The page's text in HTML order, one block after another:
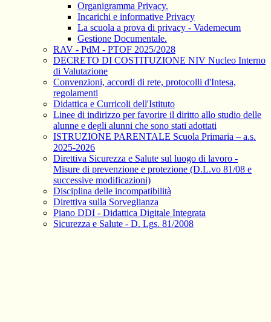
Organigramma Privacy.
Incarichi e informative Privacy
La scuola a prova di privacy - Vademecum
Gestione Documentale.
RAV - PdM - PTOF 2025/2028
DECRETO DI COSTITUZIONE NIV Nucleo Interno
di Valutazione
Convenzioni, accordi di rete, protocolli d'Intesa,
regolamenti
Didattica e Curricoli dell'Istituto
Linee di indirizzo per favorire il diritto allo studio delle
alunne e degli alunni che sono stati adottati
ISTRUZIONE PARENTALE Scuola Primaria – a.s.
2025-2026
Direttiva Sicurezza e Salute sul luogo di lavoro -
Misure di prevenzione e protezione (D.L.vo 81/08 e
successive modificazioni)
Disciplina delle incompatibilità
Direttiva sulla Sorveglianza
Piano DDI - Didattica Digitale Integrata
Sicurezza e Salute - D. Lgs. 81/2008